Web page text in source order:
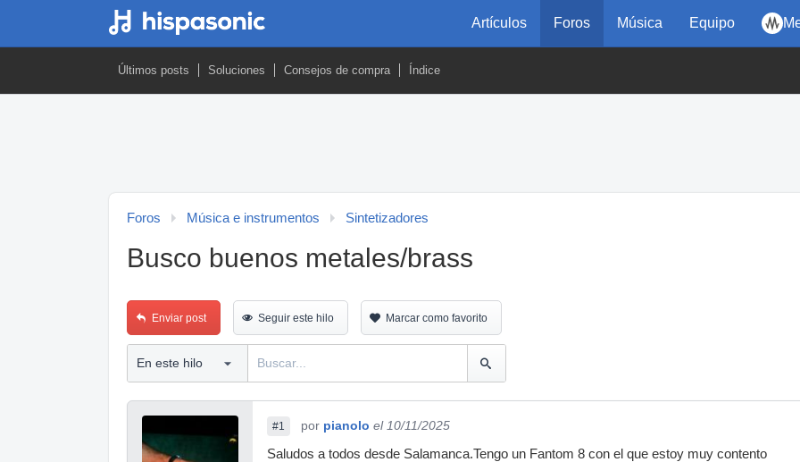
Artículos Foros Música Equipo
Últimos posts Soluciones Consejos de compra Índice
Foros Música e instrumentos Sintetizadores
Busco buenos metales/brass
Enviar post Seguir este hilo Marcar como favorito
#1 por pianolo el 10/11/2025
Saludos a todos desde Salamanca.Tengo un Fantom 8 con el que estoy muy contento